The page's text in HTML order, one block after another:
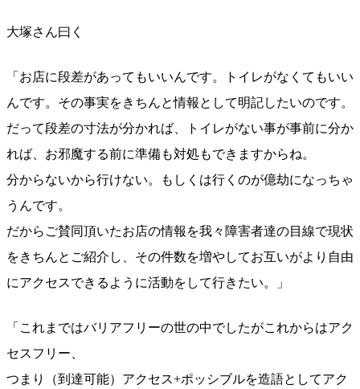
大塚さん曰く
「お店に段差があってもいいんです。トイレがなくてもいい
んです。その事実をきちんと情報として明記したいのです。
だって段差の寸法が分かれば、トイレがない事が事前に分か
れば、お邪魔する前に準備も対処もできますからね。
分からないから行けない。もしくは行くのが億劫になっち ゃ
うんです。
だからご賛同頂いたお店の情報を我々障害者達の目線で現状
をきちんとご紹介し、その件数を増やしてお互いがより 自由
にアクセスできるように活動をして行きたい。」
「これまではバリアフリーの世の中でしたがこれからはアク
セスフリー、
つまり（到達可能）アクセス+ポッシブルを造語としてアク